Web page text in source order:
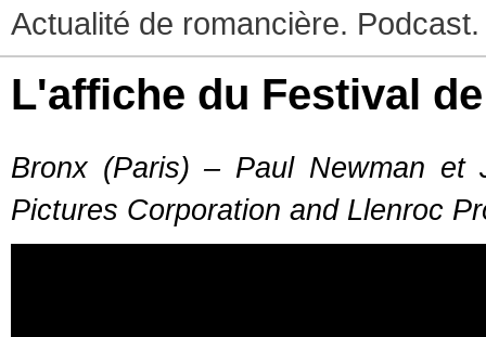
Actualité de romancière. Podcast.
L'affiche du Festival
Bronx (Paris) – Paul Newman et
Pictures Corporation and Llenroc